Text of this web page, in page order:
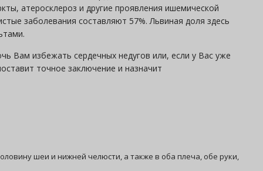
атеросклероз и другие проявления ишемической
заболевания составляют 57%. Львиная доля здесь
Вам избежать сердечных недугов или, если у Вас уже
точное заключение и назначит
шеи и нижней челюсти, а также в оба плеча, обе руки,